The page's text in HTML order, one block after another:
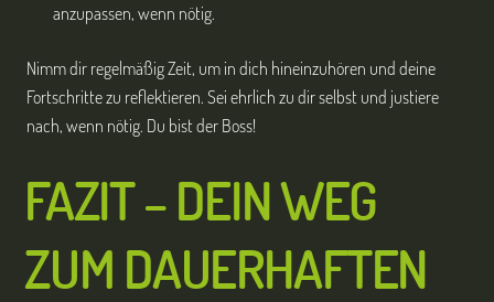
anzupassen, wenn nötig.
Nimm dir regelmäßig Zeit, um in dich hineinzuhören und deine
Fortschritte zu reflektieren. Sei ehrlich zu dir selbst und justiere
nach, wenn nötig. Du bist der Boss!
FAZIT – DEIN WEG
ZUM DAUERHAFTEN